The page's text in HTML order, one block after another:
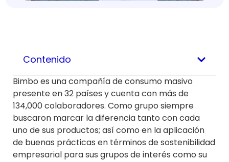
Contenido
Bimbo es una compañía de consumo masivo
presente en 32 países y cuenta con más de
134,000 colaboradores. Como grupo siempre
buscaron marcar la diferencia tanto con cada
uno de sus productos; así como en la aplicación
de buenas prácticas en términos de sostenibilidad
empresarial para sus grupos de interés como su